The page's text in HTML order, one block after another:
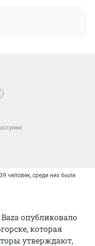
человек, среди них были
опубликовало
которая
утверждают,